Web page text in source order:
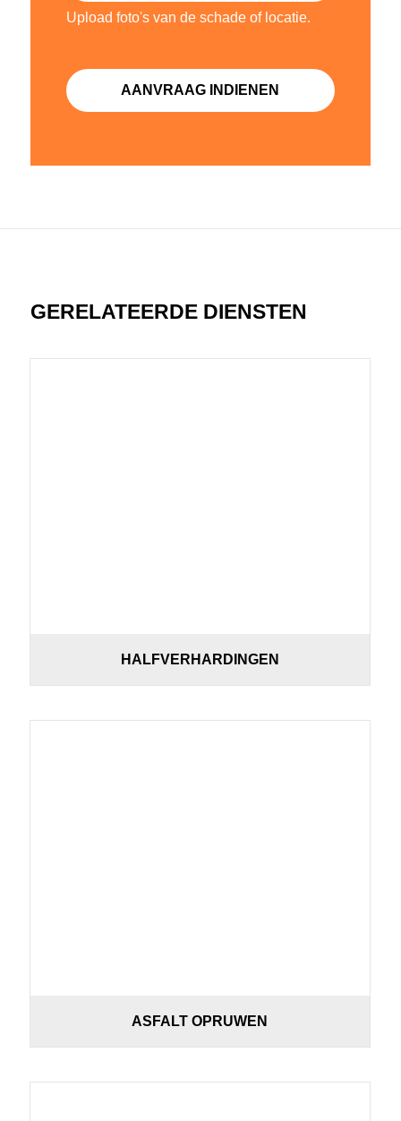
Upload foto's van de schade of locatie.
GERELATEERDE DIENSTEN
HALFVERHARDINGEN
ASFALT OPRUWEN